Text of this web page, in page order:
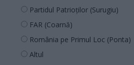
Partidul Patrioților (Surugiu)
FAR (Coarnă)
România pe Primul Loc (Ponta)
Altul